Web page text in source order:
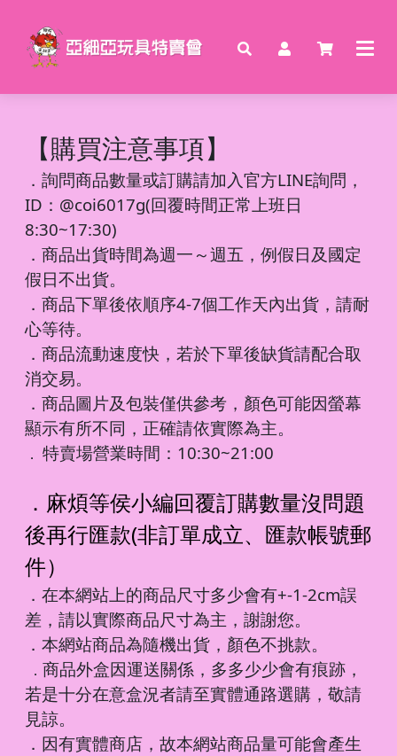
【購買注意事項】
． 詢問商品數量或訂購請加入官方LINE詢問，
ID：@coi6017g(回覆時間正常上班日
8:30~17:30)
．商品出貨時間為週一～週五，例假日及國定
假日不出貨。
．商品下單後依順序4-7個工作天內出貨，請耐
心等待。
．商品流動速度快，若於下單後缺貨請配合取
消交易。
．商品圖片及包裝僅供參考，顏色可能因螢幕
顯示有所不同，正確請依實際為主。
． 特賣場營業時間：10:30~21:00
．麻煩等侯小編回覆訂購數量沒問題
後再行匯款(非訂單成立、匯款帳號郵
件）
．在本網站上的商品尺寸多少會有+-1-2cm誤
差，請以實際商品尺寸為主，謝謝您。
．本網站商品為隨機出貨，顏色不挑款。
． 商品外盒因運送關係，多多少少會有痕跡，
若是十分在意盒況者請至實體通路選購，敬請
見諒。
．因有實體商店，故本網站商品量可能會產生